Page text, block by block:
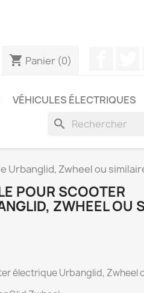
shopping_cart Panier (0)
VÉHICULES ÉLECTRIQUES
search
Urbanglid, Zwheel ou
POUR SCOOTER
ZWHEEL OU
électrique Urbanglid, Zwheel